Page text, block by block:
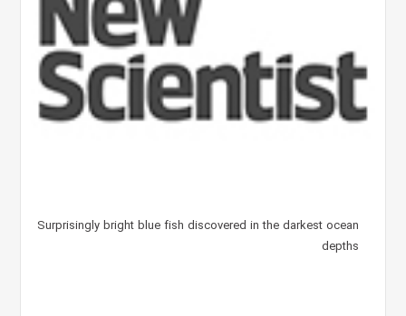
Surprisingly bright blue fish discovered in the darkest ocean
depths